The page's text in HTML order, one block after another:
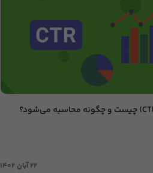
۲۲ آبان ۱۴۰۲